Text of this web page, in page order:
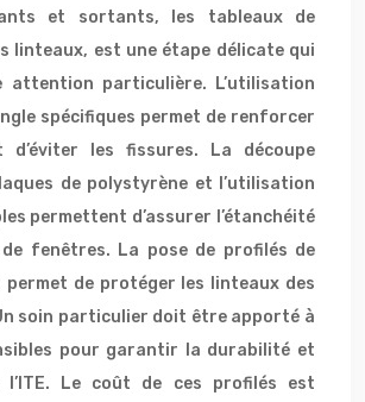
et sortants, les tableaux de
linteaux, est une étape délicate qui
attention particulière. L’utilisation
spécifiques permet de renforcer
d’éviter les fissures. La découpe
de polystyrène et l’utilisation
permettent d’assurer l’étanchéité
fenêtres. La pose de profilés de
permet de protéger les linteaux des
soin particulier doit être apporté à
pour garantir la durabilité et
l’ITE. Le coût de ces profilés est